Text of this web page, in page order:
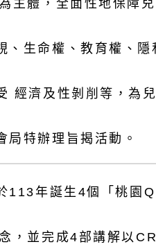
主體，全面性地保障
、生命權、教育權、
經濟及性剝削等，為
局特辦理旨揭活動。
113年誕生4個「桃園
，並完成4部講解以